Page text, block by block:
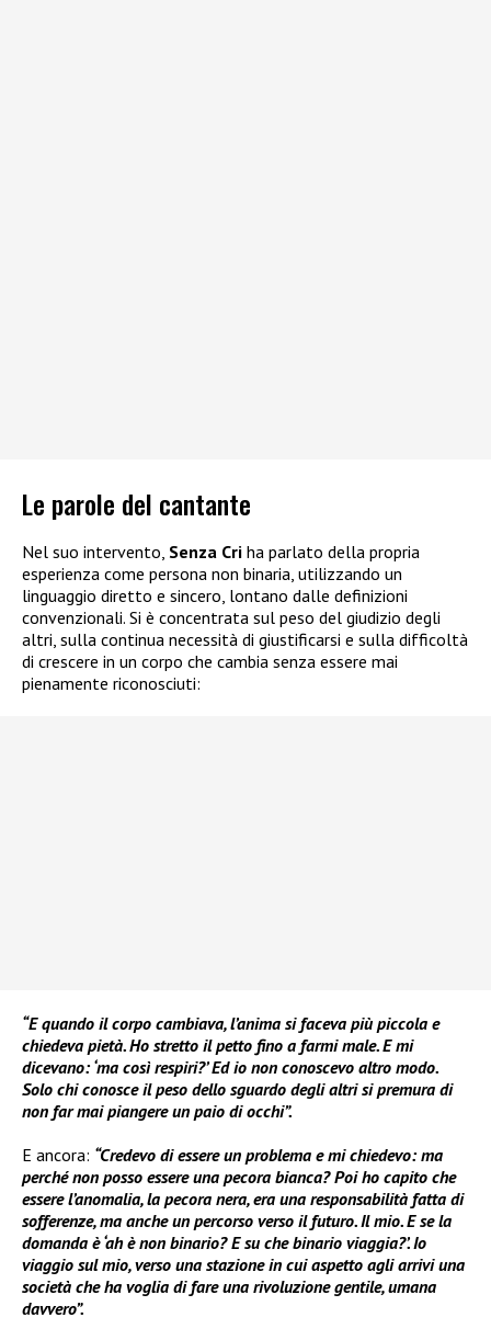
Le parole del cantante
Nel suo intervento, Senza Cri ha parlato della propria
esperienza come persona non binaria, utilizzando un
linguaggio diretto e sincero, lontano dalle definizioni
convenzionali. Si è concentrata sul peso del giudizio degli
altri, sulla continua necessità di giustificarsi e sulla difficoltà
di crescere in un corpo che cambia senza essere mai
pienamente riconosciuti:
“E quando il corpo cambiava, l’anima si faceva più piccola e
chiedeva pietà. Ho stretto il petto fino a farmi male. E mi
dicevano: ‘ma così respiri?’ Ed io non conoscevo altro modo.
Solo chi conosce il peso dello sguardo degli altri si premura di
non far mai piangere un paio di occhi”.
E ancora: “Credevo di essere un problema e mi chiedevo: ma
perché non posso essere una pecora bianca? Poi ho capito che
essere l’anomalia, la pecora nera, era una responsabilità fatta di
sofferenze, ma anche un percorso verso il futuro. Il mio. E se la
domanda è ‘ah è non binario? E su che binario viaggia?’. Io
viaggio sul mio, verso una stazione in cui aspetto agli arrivi una
società che ha voglia di fare una rivoluzione gentile, umana
davvero”.